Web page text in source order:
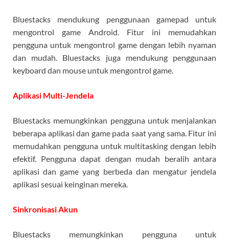
Bluestacks mendukung penggunaan gamepad untuk
mengontrol game Android. Fitur ini memudahkan
pengguna untuk mengontrol game dengan lebih nyaman
dan mudah. Bluestacks juga mendukung penggunaan
keyboard dan mouse untuk mengontrol game.
Aplikasi Multi-Jendela
Bluestacks memungkinkan pengguna untuk menjalankan
beberapa aplikasi dan game pada saat yang sama. Fitur ini
memudahkan pengguna untuk multitasking dengan lebih
efektif. Pengguna dapat dengan mudah beralih antara
aplikasi dan game yang berbeda dan mengatur jendela
aplikasi sesuai keinginan mereka.
Sinkronisasi Akun
Bluestacks memungkinkan pengguna untuk